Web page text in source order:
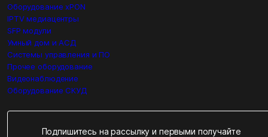
Оборудование xPON
IPTV медиацентры
SFP модули
Умный дом и АСД
Системы управления и ПО
Прочее оборудование
Видеонаблюдение
Оборудование СКУД
Подпишитесь на рассылку и первыми получайте